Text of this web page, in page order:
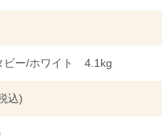
ビー/ホワイト 4.1kg
込)